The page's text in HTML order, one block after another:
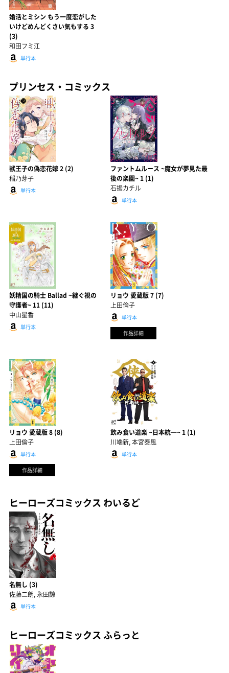
婚活とミシン もう一度恋がした
いけどめんどくさい気もする 3
(3)
和田フミ江
単行本
プリンセス・コミックス
獣王子の偽恋花嫁 2 (2)
稲乃芽子
単行本
ファントムルース ~魔女が夢見た最
後の楽園~ 1 (1)
石据カチル
単行本
妖精国の騎士 Ballad ~継ぐ視の
守護者~ 11 (11)
中山星香
単行本
リョウ 愛蔵版 7 (7)
上田倫子
単行本
作品詳細
リョウ 愛蔵版 8 (8)
上田倫子
単行本
作品詳細
飲み食い道楽 ~日本統一~ 1 (1)
川端新, 本宮泰風
単行本
ヒーローズコミックス わいるど
名無し (3)
佐藤二朗, 永田諒
単行本
ヒーローズコミックス ふらっと